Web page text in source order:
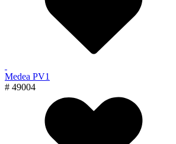
Medea PV1
# 49004